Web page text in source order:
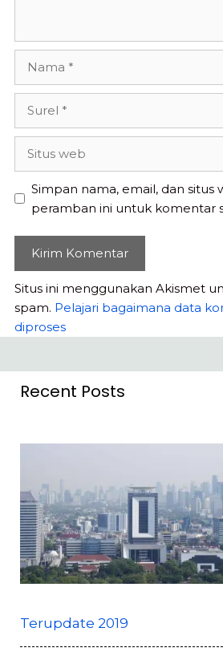
Simpan nama, email, dan situs
peramban ini untuk komentar
Situs ini menggunakan Akismet
spam. Pelajari bagaimana data
diproses
Recent Posts
Terupdate 2019